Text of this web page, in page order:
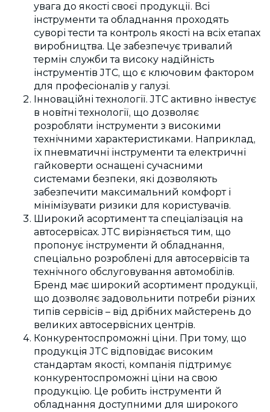
увага до якості своєї продукції. Всі
інструменти та обладнання проходять
суворі тести та контроль якості на всіх етапах
виробництва. Це забезпечує тривалий
термін служби та високу надійність
інструментів JTC, що є ключовим фактором
для професіоналів у галузі.
Інноваційні технології. JTC активно інвестує
в новітні технології, що дозволяє
розробляти інструменти з високими
технічними характеристиками. Наприклад,
їх пневматичні інструменти та електричні
гайковерти оснащені сучасними
системами безпеки, які дозволяють
забезпечити максимальний комфорт і
мінімізувати ризики для користувачів.
Широкий асортимент та спеціалізація на
автосервісах. JTC вирізняється тим, що
пропонує інструменти й обладнання,
спеціально розроблені для автосервісів та
технічного обслуговування автомобілів.
Бренд має широкий асортимент продукції,
що дозволяє задовольнити потреби різних
типів сервісів – від дрібних майстерень до
великих автосервісних центрів.
Конкурентоспроможні ціни. При тому, що
продукція JTC відповідає високим
стандартам якості, компанія підтримує
конкурентоспроможні ціни на свою
продукцію. Це робить інструменти й
обладнання доступними для широкого